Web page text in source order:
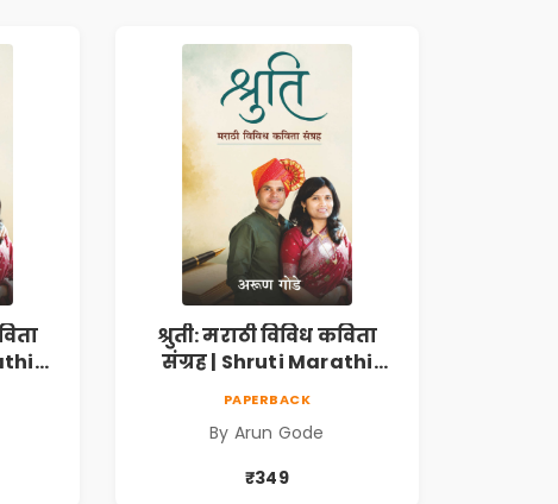
|
श्रुती: मराठी विविध कविता
संग्रह | Shruti Marathi
देशभक्ती, प्रेम, शृंगार व
प्रेरणादायी मराठी कविता |
Marathi Poetry Book
PAPERBACK
By Arun Gode
₹349